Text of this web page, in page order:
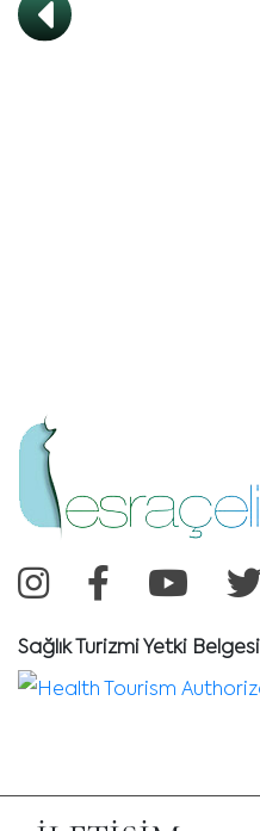
Sağlık Turizmi Yetki Belgesi